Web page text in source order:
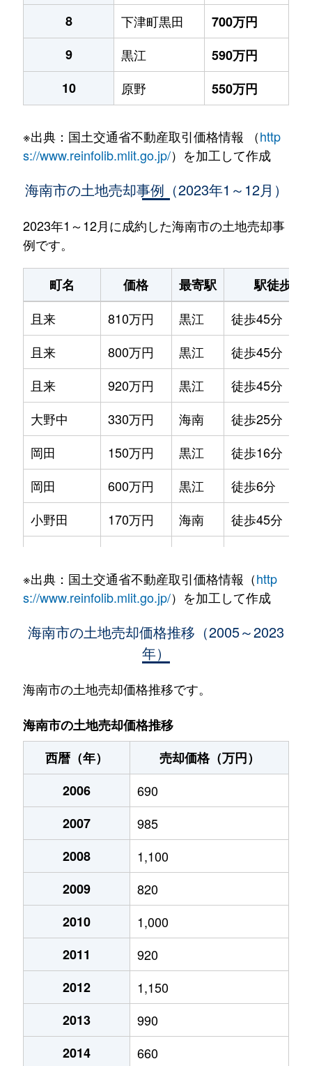
8
下津町黒田
700万円
9
黒江
590万円
10
原野 550万円
※出典：国土交通省不動産取引価格情報 （http
s://www.reinfolib.mlit.go.jp/）を加工して作成
海南市の土地売却事例（2023年1～12月）
2023年1～12月に成約した海南市の土地売却事
例です。
町名 価格 最寄駅
駅徒歩
且来
810万円 黒江
徒歩45分
且来
800万円 黒江
徒歩45分
且来
920万円 黒江
徒歩45分
大野中
330万円 海南
徒歩25分
岡田
150万円 黒江
徒歩16分
岡田
600万円 黒江
徒歩6分
小野田
170万円 海南
徒歩45分
九品寺
270万円 海南
徒歩1時間15
290万円
阪井
1,500万円 海南
阪井
330万円
阪井
1,400万円 海南
徒歩1時間15
1,100万円
1,000万円
重根東
1,100万円
重根東
1,200万円
下津町黒田
700万円
4,800万円
野上新
83万円
450万円
550万円
※出典：国土交通省不動産取引価格情報（http
s://www.reinfolib.mlit.go.jp/）を加工して作成
海南市の土地売却価格推移（2005～2023
年）
海南市の土地売却価格推移です。
海南市の土地売却価格推移
西暦（年）
売却価格（万円）
2006
690
2007
985
2008
1,100
2009
820
2010
1,000
2011
920
2012
1,150
2013
990
2014
660